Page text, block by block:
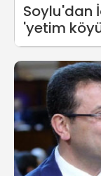
Soylu'dan
'yetim